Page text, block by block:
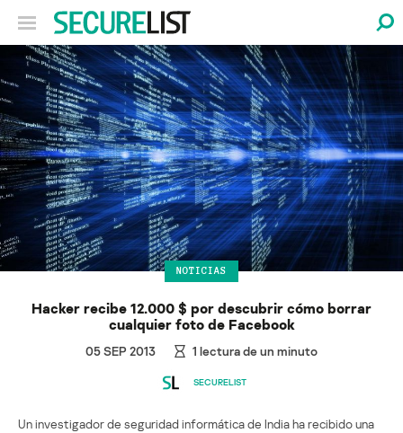
NOTICIAS
Hacker recibe 12.000 $ por descubrir cómo borrar
cualquier foto de Facebook
05 SEP 2013 1 lectura de un minuto
SECURELIST
Un investigador de seguridad informática de India ha recibido una